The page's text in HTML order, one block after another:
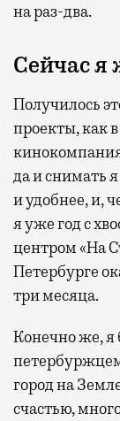
на раз-два.
Сейчас я
Получилось
проекты, как
да и снимать
и удобнее, и,
я уже год с
центром «На
Петербурге
три месяца.
Конечно же,
город на
счастью,